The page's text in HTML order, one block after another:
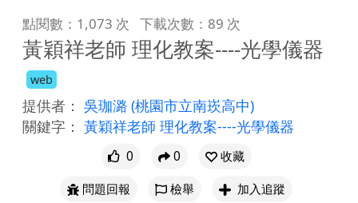
點閱數：1,073 次 下載次數：89 次
黃穎祥老師 理化教案----光學儀器
web
提供者： 吳珈潞 (桃園市立南崁高中)
關鍵字： 黃穎祥老師 理化教案----光學儀器
0 0
收藏
問題回報
檢舉 加入追蹤